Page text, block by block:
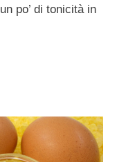
un po’ di tonicità in